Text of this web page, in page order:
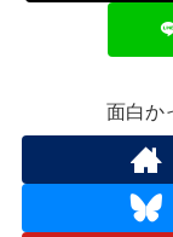
面白か